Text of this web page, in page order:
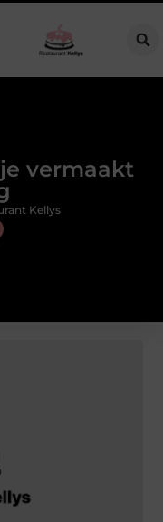
Rotterdam: ontdek
vermaakt
Kellys